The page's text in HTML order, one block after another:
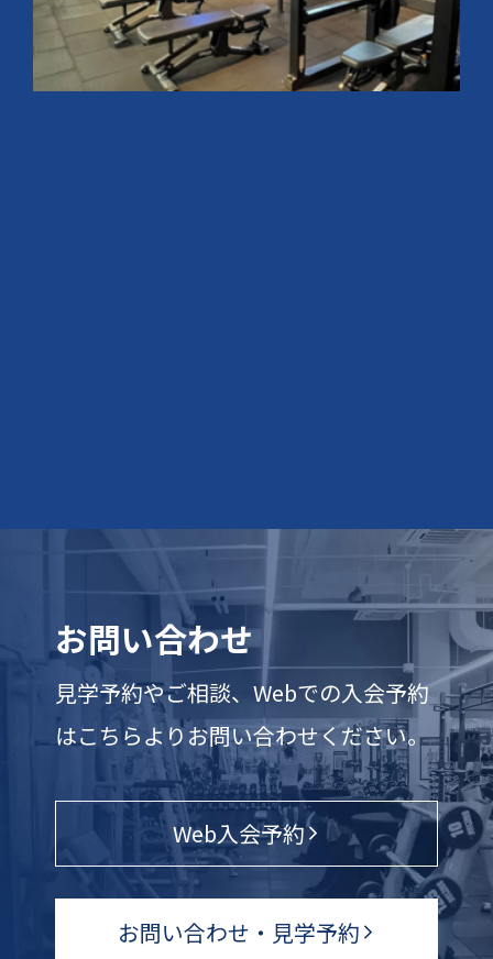
お問い合わせ
見学予約やご相談、Webでの入会予約
はこちらよりお問い合わせください。
Web入会予約
お問い合わせ・見学予約